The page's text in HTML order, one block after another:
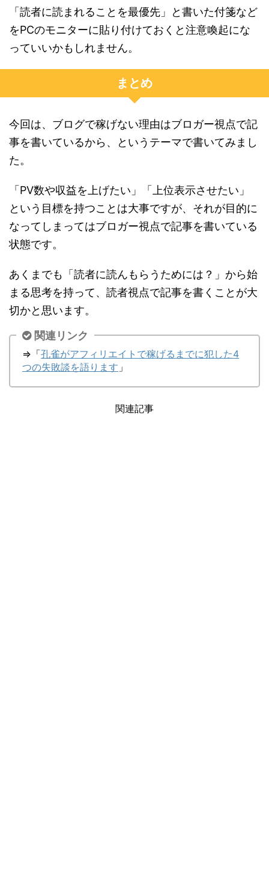
「読者に読まれることを最優先」と書いた付箋など
をPCのモニターに貼り付けておくと注意喚起にな
っていいかもしれません。
まとめ
今回は、ブログで稼げない理由はブロガー視点で記
事を書いているから、というテーマで書いてみまし
た。
「PV数や収益を上げたい」「上位表示させたい」
という目標を持つことは大事ですが、それが目的に
なってしまってはブロガー視点で記事を書いている
状態です。
あくまでも「読者に読んもらうためには？」から始
まる思考を持って、読者視点で記事を書くことが大
切かと思います。
関連リンク
⇒「孔雀がアフィリエイトで稼げるまでに犯した4
つの失敗談を語ります 」
関連記事